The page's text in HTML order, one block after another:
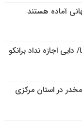
آماده هستند
اجازه نداد برانکو
تن مواد مخدر در استان مرکزی